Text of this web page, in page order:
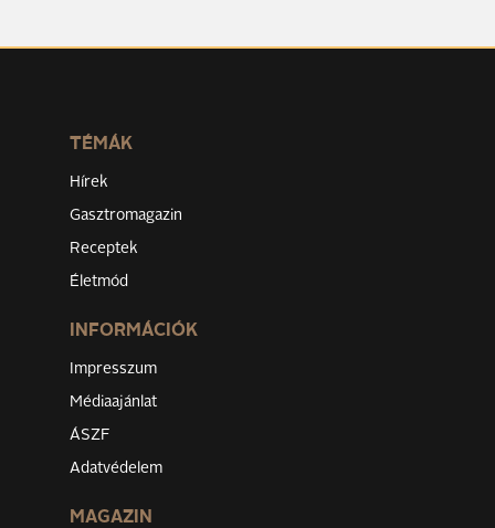
TÉMÁK
Hírek
Gasztromagazin
Receptek
Életmód
INFORMÁCIÓK
Impresszum
Médiaajánlat
ÁSZF
Adatvédelem
MAGAZIN